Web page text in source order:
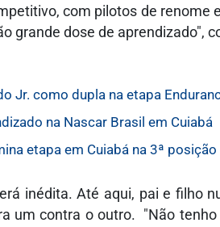
com pilotos de renome
grande dose de aprendizado",
Jr. como dupla na etapa
na Nascar Brasil em Cuiabá
etapa em Cuiabá na 3ª
inédita. Até aqui, pai e filho
um contra o outro. "Não